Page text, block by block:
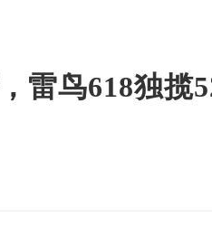
雷鸟618独揽